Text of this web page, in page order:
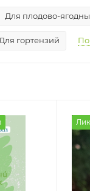
Для плодово-
Для гортензий